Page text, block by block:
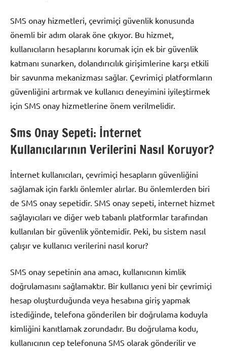
SMS onay hizmetleri, çevrimiçi güvenlik konusunda
önemli bir adım olarak öne çıkıyor. Bu hizmet,
kullanıcıların hesaplarını korumak için ek bir güvenlik
katmanı sunarken, dolandırıcılık girişimlerine karşı etkili
bir savunma mekanizması sağlar. Çevrimiçi platformların
güvenliğini artırmak ve kullanıcı deneyimini iyileştirmek
için SMS onay hizmetlerine önem verilmelidir.
Sms Onay Sepeti: İnternet
Kullanıcılarının Verilerini Nasıl Koruyor?
İnternet kullanıcıları, çevrimiçi hesapların güvenliğini
sağlamak için farklı önlemler alırlar. Bu önlemlerden biri
de SMS onay sepetidir. SMS onay sepeti, internet hizmet
sağlayıcıları ve diğer web tabanlı platformlar tarafından
kullanılan bir güvenlik yöntemidir. Peki, bu sistem nasıl
çalışır ve kullanıcı verilerini nasıl korur?
SMS onay sepetinin ana amacı, kullanıcının kimlik
doğrulamasını sağlamaktır. Bir kullanıcı yeni bir çevrimiçi
hesap oluşturduğunda veya hesabına giriş yapmak
istediğinde, telefona gönderilen bir doğrulama koduyla
kimliğini kanıtlamak zorundadır. Bu doğrulama kodu,
kullanıcının cep telefonuna SMS olarak gönderilir ve